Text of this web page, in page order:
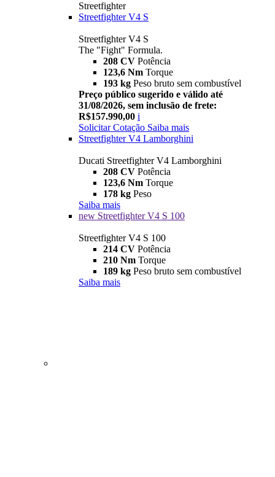
Streetfighter
Streetfighter V4 S
Streetfighter V4 S
The "Fight" Formula.
208 CV Potência
123,6 Nm Torque
193 kg Peso bruto sem combustível
Preço público sugerido e válido até
31/08/2026, sem inclusão de frete:
R$157.990,00 i
Solicitar Cotação Saiba mais
Streetfighter V4 Lamborghini
Ducati Streetfighter V4 Lamborghini
208 CV Potência
123,6 Nm Torque
178 kg Peso
Saiba mais
new Streetfighter V4 S 100
Streetfighter V4 S 100
214 CV Potência
210 Nm Torque
189 kg Peso bruto sem combustível
Saiba mais